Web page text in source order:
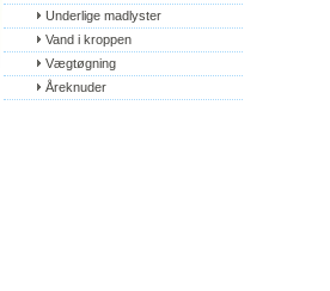
Underlige madlyster
Vand i kroppen
Vægtøgning
Åreknuder